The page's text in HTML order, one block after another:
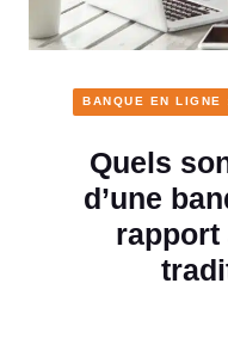
BANQUE EN
Quels
d’une
rapport